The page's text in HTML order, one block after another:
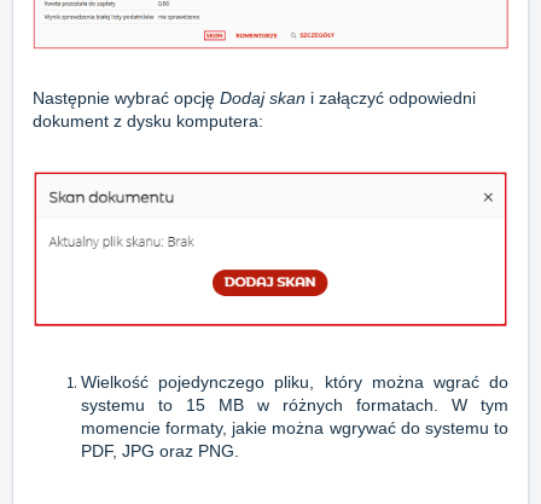
Następnie wybrać opcję Dodaj skan i załączyć odpowiedni
dokument z dysku komputera:
Wielkość pojedynczego pliku, który można wgrać do
systemu to 15 MB w różnych formatach. W tym
momencie formaty, jakie można wgrywać do systemu to
PDF, JPG oraz PNG.